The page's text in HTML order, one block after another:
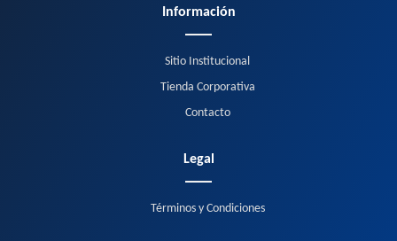
Información
Sitio Institucional
Tienda Corporativa
Contacto
Legal
Términos y Condiciones